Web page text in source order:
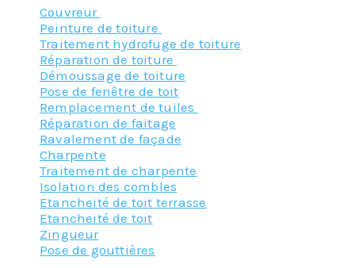
Couvreur
Peinture de toiture
Traitement hydrofuge de toiture
Réparation de toiture
Démoussage de toiture
Pose de fenêtre de toit
Remplacement de tuiles
Réparation de faitage
Ravalement de façade
Charpente
Traitement de charpente
Isolation des combles
Etancheité de toit terrasse
Etancheité de toit
Zingueur
Pose de gouttières